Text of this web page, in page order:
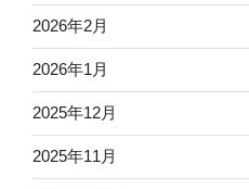
2026年2月
2026年1月
2025年12月
2025年11月